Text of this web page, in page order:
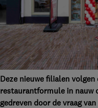
Deze nieuwe filialen volgen
restaurantformule in nauw
gedreven door de vraag